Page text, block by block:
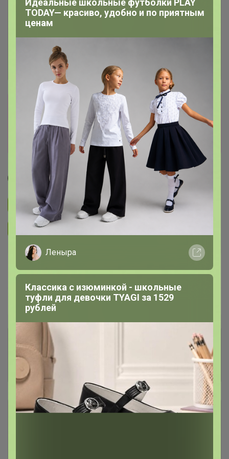
Сбор заказов в данной закупке
завершен
Перейти к текущей закупке
MariChic
Подписаться на закупку 987
Подписаться на организатора
В архиве
—
Ожидание ~ 8 дней
Комментарии к лотам 1.6K
Отзывы участников
Условия участия
Идеальные школьные футболки PLAY
TODAY— красиво, удобно и по приятным
ценам
Леныра
Классика с изюминкой - школьные
туфли для девочки TYAGI за 1529
рублей